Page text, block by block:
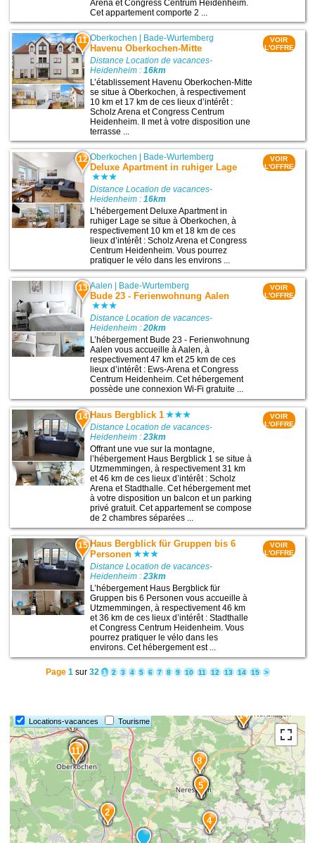
Arena et Congress Centrum Heidenheim.
Cet appartement comporte 2 ...
11 Oberkochen | Bade-Wurtemberg
Havenu Oberkochen-Mitte
Distance Location de vacances-
Heidenheim :16km
L’établissement Havenu Oberkochen-Mitte
se situe à Oberkochen, à respectivement
10 km et 17 km de ces lieux d’intérêt :
Scholz Arena et Congress Centrum
Heidenheim. Il met à votre disposition une
terrasse ...
VOIR
L'OFFRE
12 Oberkochen | Bade-Wurtemberg
Deluxe Apartment in ruhiger Lage
Distance Location de vacances-
Heidenheim :16km
L’hébergement Deluxe Apartment in
ruhiger Lage se situe à Oberkochen, à
respectivement 10 km et 18 km de ces
lieux d’intérêt : Scholz Arena et Congress
Centrum Heidenheim. Vous pourrez
pratiquer le vélo dans les environs ...
VOIR
L'OFFRE
13 Aalen Bade-Wurtemberg
Bude 23 - Ferienwohnung Aalen
Distance Location de vacances-
Heidenheim :20km
L’hébergement Bude 23 - Ferienwohnung
Aalen vous accueille à Aalen, à
respectivement 47 km et 25 km de ces
lieux d’intérêt : Ews-Arena et Congress
Centrum Heidenheim. Cet hébergement
possède une connexion Wi-Fi gratuite ...
VOIR
L'OFFRE
14 Haus Bergblick 1
Distance Location de vacances-
Heidenheim :23km
Offrant une vue sur la montagne,
l’hébergement Haus Bergblick 1 se situe à
Utzmemmingen, à respectivement 31 km
et 46 km de ces lieux d’intérêt : Scholz
Arena et Stadthalle. Cet hébergement met
à votre disposition un balcon et un parking
privé gratuit. Cet appartement se compose
de 2 chambres séparées ...
VOIR
L'OFFRE
15 Haus Bergblick für Gruppen bis 6
Personen
Distance Location de vacances-
Heidenheim :23km
L’hébergement Haus Bergblick für
Gruppen bis 6 Personen vous accueille à
Utzmemmingen, à respectivement 46 km
et 36 km de ces lieux d’intérêt : Stadthalle
et Congress Centrum Heidenheim. Vous
pourrez pratiquer le vélo dans les
environs. Cet hébergement est ...
VOIR
L'OFFRE
Page 1sur 32 1 2 3 4 5 6 7 8 9 10 11 12 13 14 15 >
Locations-vacances Tourisme
15
14
13
12
1110
9
8
6
5
4
2